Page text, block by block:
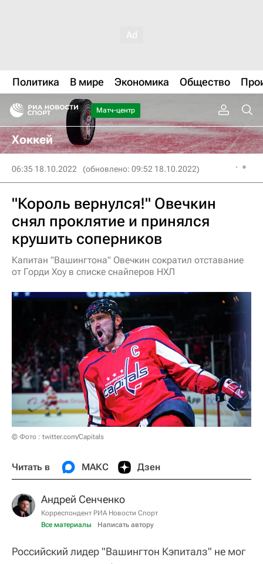
Политика В мире Экономика Общество
Матч-центр
Хоккей
06:35 18.10.2022 (обновлено: 09:52 18.10.2022)
"Король вернулся!" Овечкин
снял проклятие и принялся
крушить соперников
Капитан "Вашингтона" Овечкин сократил отставание
от Горди Хоу в списке снайперов НХЛ
© Фото : twitter.com/Capitals
Читать в МАКС Дзен
Андрей Сенченко
Корреспондент РИА Новости Спорт
Все материалы
Написать автору
Российский лидер "Вашингтон Кэпиталз" не мог